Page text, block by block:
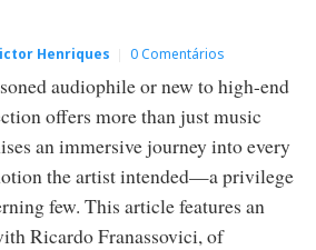
Henriques 0 Comentários
audiophile or new to high-end
offers more than just music
an immersive journey into every
the artist intended—a privilege
few. This article features an
Ricardo Franassovici, of